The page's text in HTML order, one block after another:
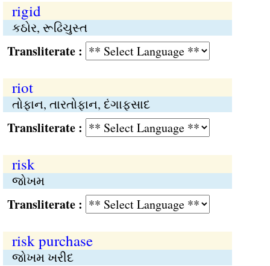
rigid
કઠોર, રૂઢિચુસ્ત
:
riot
તોફાન, તારતોફાન, દંગાફસાદ
:
risk
જોખમ
:
risk purchase
જોખમ ખરીદ